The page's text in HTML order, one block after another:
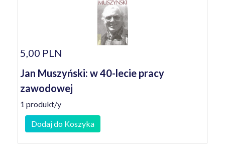
5,00 PLN
Jan Muszyński: w 40-lecie pracy
zawodowej
1 produkt/y
Dodaj do Koszyka